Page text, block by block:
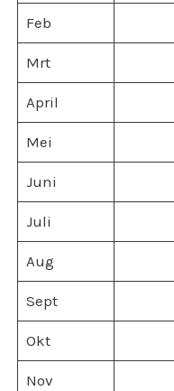
Feb
Mrt
April
Mei
Juni
Juli
Aug
Sept
Okt
Nov